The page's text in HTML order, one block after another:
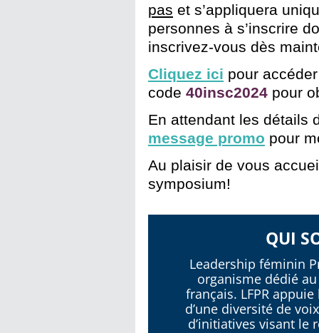
pas et s’appliquera
personnes à s’inscrire
inscrivez-vous dès
Cliquez ici pour
code 40insc2024 pour
En attendant les détails
message promo pour
Au plaisir de vous
symposium!
QUI
Leadership féminin
organisme dédié
français. LFPR
d’une diversité de
d’initiatives visant le